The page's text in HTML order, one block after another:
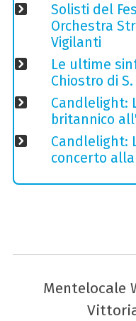
Solisti del
Orchestra
Vigilanti
Le ultime
Chiostro di
Candlelight:
britannico
Candlelight:
concerto alla
Mentelocale